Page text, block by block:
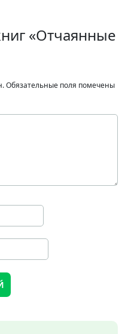
«Отчаянные
Обязательные поля помечены